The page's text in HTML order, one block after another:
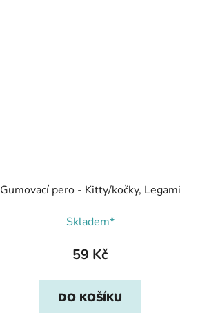
Gumovací pero - Kitty/kočky, Legami
Skladem*
59 Kč
DO KOŠÍKU